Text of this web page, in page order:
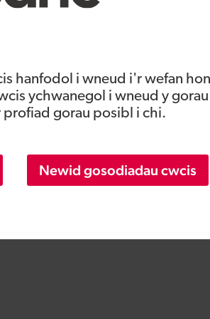
hanfodol i wneud i'r wefan
ychwanegol i wneud y
gorau posibl i chi.
Newid gosodiadau cwcis
y newyddion
diweddaraf
am y digwyddiadau y byddant yn